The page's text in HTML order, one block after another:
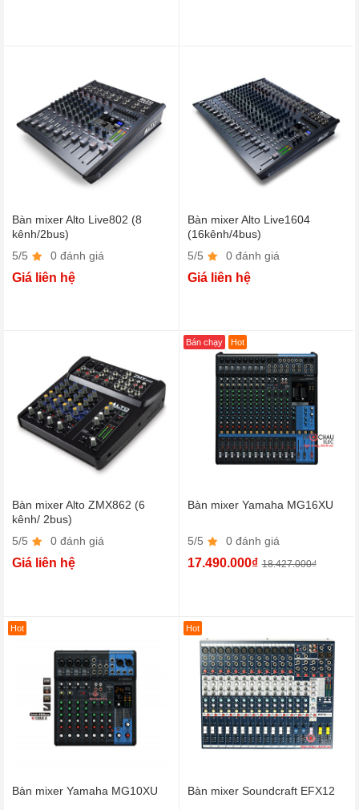
Bàn mixer Alto Live802 (8
kênh/2bus)
5/5
0 đánh giá
Giá liên hệ
Bàn mixer Alto Live1604
(16kênh/4bus)
5/5
0 đánh giá
Giá liên hệ
Bàn mixer Alto ZMX862 (6
kênh/ 2bus)
5/5
0 đánh giá
Giá liên hệ
Bàn mixer Yamaha MG16XU
5/5 0 đánh giá
17.490.000₫ 18.427.000₫
Bán chạy Hot
Bàn mixer Yamaha MG10XU
Hot
Bàn mixer Soundcraft EFX12
Hot